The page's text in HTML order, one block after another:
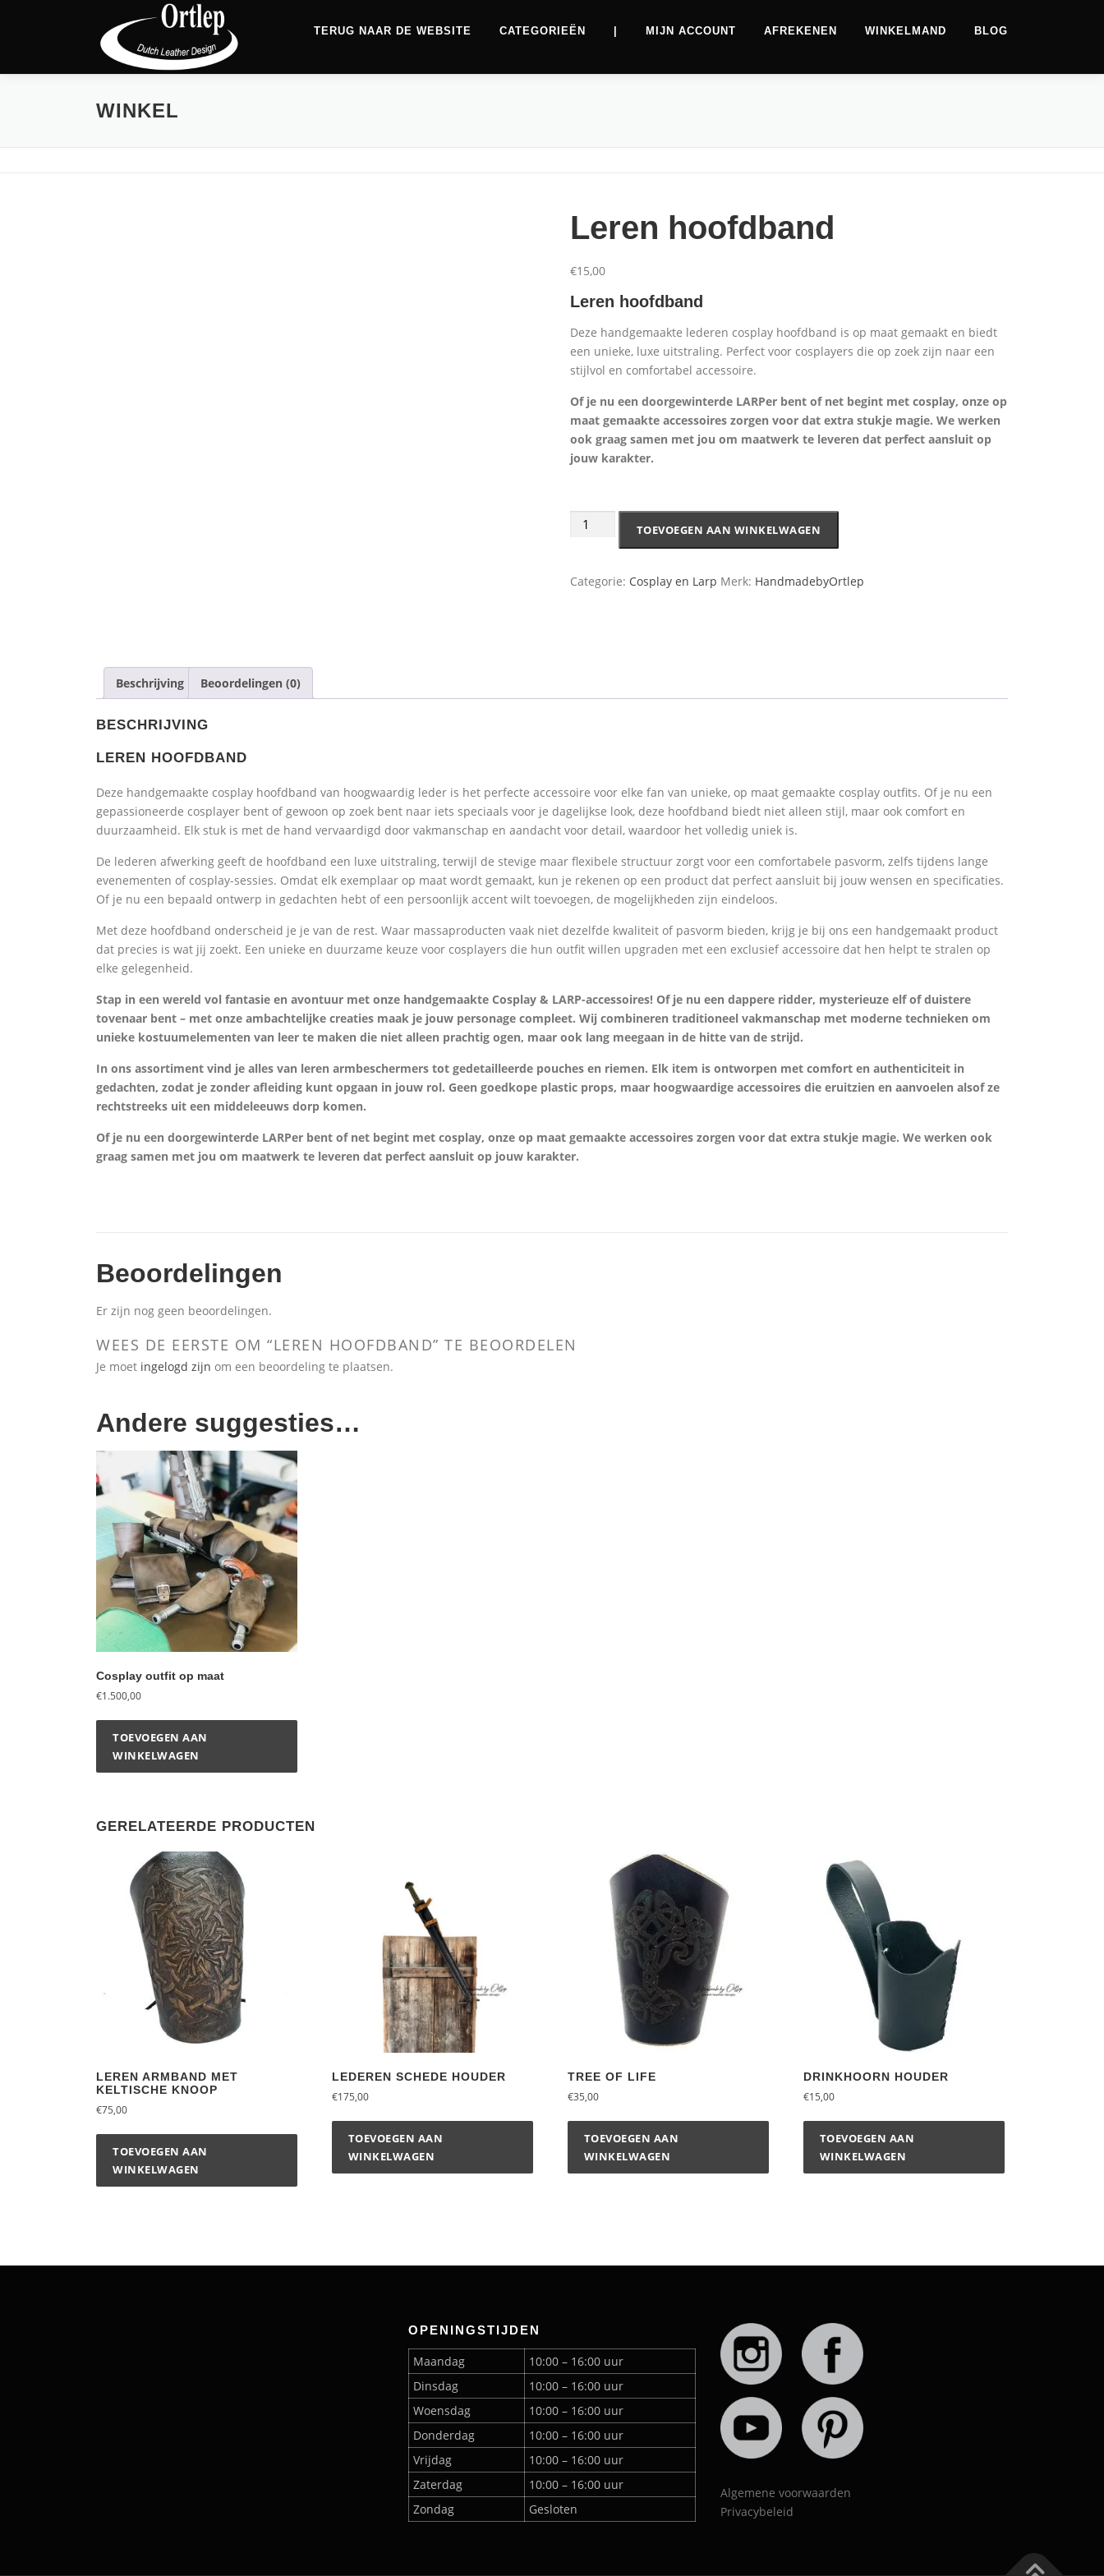
TERUG NAAR DE WEBSITE CATEGORIEËN
Aanbiedingen
MIJN ACCOUNT AFREKENEN WINKELMAND BLOG
WINKEL
Leren hoofdband
€15,00
Leren hoofdband
Deze handgemaakte lederen cosplay hoofdband is op maat gemaakt en biedt
een unieke, luxe uitstraling. Perfect voor cosplayers die op zoek zijn naar een
stijlvol en comfortabel accessoire.
Of je nu een doorgewinterde LARPer bent of net begint met cosplay, onze op
maat gemaakte accessoires zorgen voor dat extra stukje magie. We werken
ook graag samen met jou om maatwerk te leveren dat perfect aansluit op
jouw karakter.
TOEVOEGEN AAN WINKELWAGEN
Categorie: Cosplay en Larp Merk: HandmadebyOrtlep
Beschrijving Beoordelingen (0)
BESCHRIJVING
LEREN HOOFDBAND
Deze handgemaakte cosplay hoofdband van hoogwaardig leder is het perfecte accessoire voor elke fan van unieke, op maat gemaakte cosplay outfits. Of je nu een
gepassioneerde cosplayer bent of gewoon op zoek bent naar iets speciaals voor je dagelijkse look, deze hoofdband biedt niet alleen stijl, maar ook comfort en
duurzaamheid. Elk stuk is met de hand vervaardigd door vakmanschap en aandacht voor detail, waardoor het volledig uniek is.
De lederen afwerking geeft de hoofdband een luxe uitstraling, terwijl de stevige maar flexibele structuur zorgt voor een comfortabele pasvorm, zelfs tijdens lange
evenementen of cosplay-sessies. Omdat elk exemplaar op maat wordt gemaakt, kun je rekenen op een product dat perfect aansluit bij jouw wensen en specificaties.
Of je nu een bepaald ontwerp in gedachten hebt of een persoonlijk accent wilt toevoegen, de mogelijkheden zijn eindeloos.
Met deze hoofdband onderscheid je je van de rest. Waar massaproducten vaak niet dezelfde kwaliteit of pasvorm bieden, krijg je bij ons een handgemaakt product
dat precies is wat jij zoekt. Een unieke en duurzame keuze voor cosplayers die hun outfit willen upgraden met een exclusief accessoire dat hen helpt te stralen op
elke gelegenheid.
Stap in een wereld vol fantasie en avontuur met onze handgemaakte Cosplay & LARP-accessoires! Of je nu een dappere ridder, mysterieuze elf of duistere
tovenaar bent – met onze ambachtelijke creaties maak je jouw personage compleet. Wij combineren traditioneel vakmanschap met moderne technieken om
unieke kostuumelementen van leer te maken die niet alleen prachtig ogen, maar ook lang meegaan in de hitte van de strijd.
In ons assortiment vind je alles van leren armbeschermers tot gedetailleerde pouches en riemen. Elk item is ontworpen met comfort en authenticiteit in
gedachten, zodat je zonder afleiding kunt opgaan in jouw rol. Geen goedkope plastic props, maar hoogwaardige accessoires die eruitzien en aanvoelen alsof ze
rechtstreeks uit een middeleeuws dorp komen.
Of je nu een doorgewinterde LARPer bent of net begint met cosplay, onze op maat gemaakte accessoires zorgen voor dat extra stukje magie. We werken ook
graag samen met jou om maatwerk te leveren dat perfect aansluit op jouw karakter.
Beoordelingen
Er zijn nog geen beoordelingen.
WEES DE EERSTE OM “LEREN HOOFDBAND” TE BEOORDELEN
Je moet ingelogd zijn om een beoordeling te plaatsen.
Andere suggesties…
Cosplay outfit op maat
€1.500,00
TOEVOEGEN AAN
WINKELWAGEN
GERELATEERDE PRODUCTEN
LEREN ARMBAND MET
KELTISCHE KNOOP
€75,00
TOEVOEGEN AAN
WINKELWAGEN
LEDEREN SCHEDE HOUDER
€175,00
TOEVOEGEN AAN
WINKELWAGEN
TREE OF LIFE
€35,00
TOEVOEGEN AAN
WINKELWAGEN
DRINKHOORN HOUDER
€15,00
TOEVOEGEN AAN
WINKELWAGEN
OPENINGSTIJDEN
Maandag
10:00 – 16:00 uur
Dinsdag
10:00 – 16:00 uur
Woensdag
10:00 – 16:00 uur
Donderdag
10:00 – 16:00 uur
Vrijdag
10:00 – 16:00 uur
Zaterdag
10:00 – 16:00 uur
Zondag
Gesloten
Algemene voorwaarden
Privacybeleid